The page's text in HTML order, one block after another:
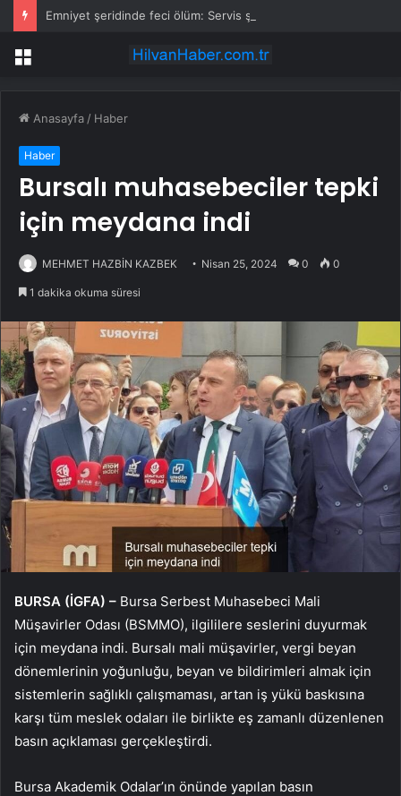
Menü
Anasayfa / Haber
Haber
Bursalı muhasebeciler tepki
için meydana indi
MEHMET HAZBİN KAZBEK Nisan 25, 2024 0 0
1 dakika okuma süresi
BURSA (İGFA) – Bursa Serbest Muhasebeci Mali
Müşavirler Odası (BSMMO), ilgililere seslerini duyurmak
için meydana indi. Bursalı mali müşavirler, vergi beyan
dönemlerinin yoğunluğu, beyan ve bildirimleri almak için
sistemlerin sağlıklı çalışmaması, artan iş yükü baskısına
karşı tüm meslek odaları ile birlikte eş zamanlı düzenlenen
basın açıklaması gerçekleştirdi.
Bursa Akademik Odalar’ın önünde yapılan basın